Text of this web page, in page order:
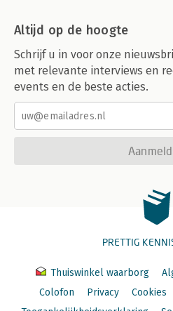
Altijd op de hoogte
Schrijf u in voor onze
met relevante interviews en
events en de beste acties.
PRETTIG
Thuiswinkel waarborg
Colofon
Privacy Cookies